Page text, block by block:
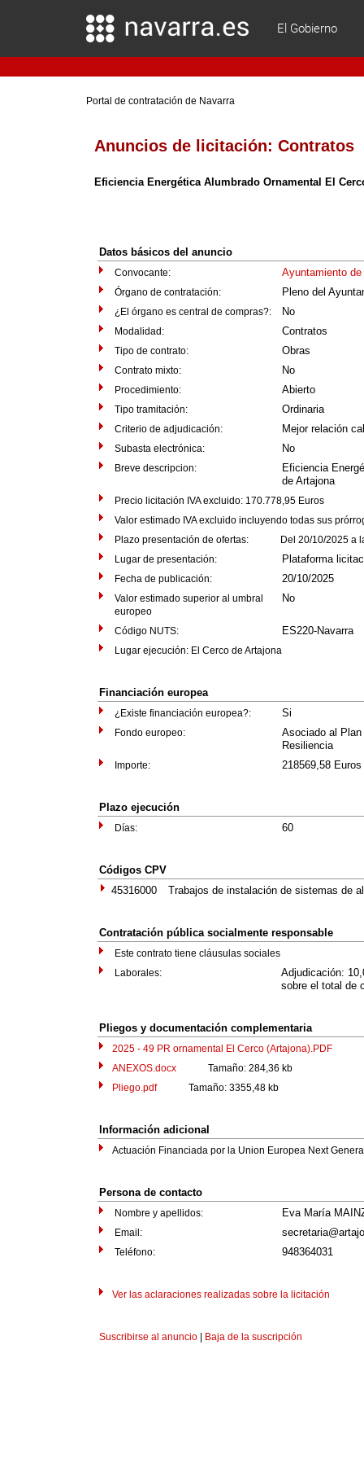
El Gobierno
Portal de contratación de Navarra
Anuncios de licitación:Contratos
Eficiencia Energética Alumbrado Ornamental El
Datos básicos del anuncio
Convocante: Ayuntamiento de
Órgano de contratación: Pleno del
¿El órgano es central de compras?: No
Modalidad: Contratos
Tipo de contrato: Obras
Contrato mixto: No
Procedimiento: Abierto
Tipo tramitación: Ordinaria
Criterio de adjudicación: Mejor relación
Subasta electrónica: No
Breve descripcion:
Eficiencia
de Artajona
Precio licitación IVA excluido: 170.778,95 Euros
Valor estimado IVA excluido incluyendo todas sus
Plazo presentación de ofertas: Del 20/10/2025 a
Lugar de presentación:
Plataforma
Fecha de publicación: 20/10/2025
Valor estimado superior al umbral
europeo
No
Código NUTS: ES220-Navarra
Lugar ejecución: El Cerco de Artajona
Financiación europea
¿Existe financiación europea?: Si
Fondo europeo:
Asociado al
Resiliencia
Importe: 218569,58
Plazo ejecución
Días: 60
Códigos CPV
45316000
Trabajos de instalación de sistemas de
Contratación pública socialmente responsable
Este contrato tiene cláusulas sociales
Laborales:
Adjudicación:
sobre el total de
Pliegos y documentación complementaria
2025 - 49 PR ornamental El Cerco (Artajona).PDF
ANEXOS.docx Tamaño: 284,36 kb
Pliego.pdfTamaño: 3355,48 kb
Información adicional
Actuación Financiada por la Union Europea Next
Persona de contacto
Nombre y apellidos: Eva María
Email:
Teléfono: 948364031
Ver las aclaraciones realizadas sobre la licitación
Suscribirse al anuncio Baja de la suscripción